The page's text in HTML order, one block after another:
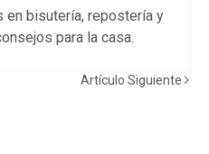
en bisutería, repostería y
para la casa.
Artículo Siguiente